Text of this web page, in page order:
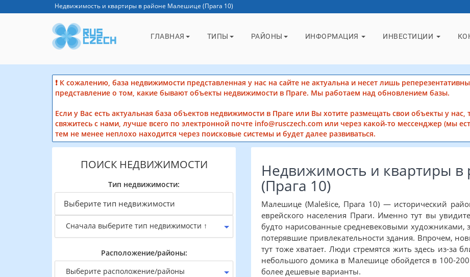
Недвижимость и квартиры в районе Малешице (Прага 10)
ГЛАВНАЯ ТИПЫ РАЙОНЫ ИНФОРМАЦИЯ ИНВЕСТИЦИИ
❗ К сожалению, база недвижимости представленная у нас на сайте не актуальна и несет лишь
представление о том, какие бывают объекты недвижимости в Праге. Мы работаем над обновлением базы.
Если у Вас есть актуальная база объектов недвижимости в Праге или Вы хотите размещать свои объекты у
свяжитесь с нами, лучше всего по электронной почте info@rusczech.com или через какой-то мессенджер (мы
тем не менее неплохо находится через поисковые системы и будет далее развиваться.
Недвижимость и квартиры
(Прага 10)
Малешице (Malešice, Прага 10) — исторический
еврейского населения Праги. Именно тут вы
будто нарисованные средневековыми художниками,
потерявшие привлекательности здания. Впрочем,
тут тоже хватает. Люди стремятся жить здесь из-за
небольшого домика в Малешице обойдется в 100-
более дешевые варианты.
ПОИСК НЕДВИЖИМОСТИ
Тип недвижимости:
Сначала выберите тип недвижимости ↑
Расположение/районы:
Выберите расположение/районы